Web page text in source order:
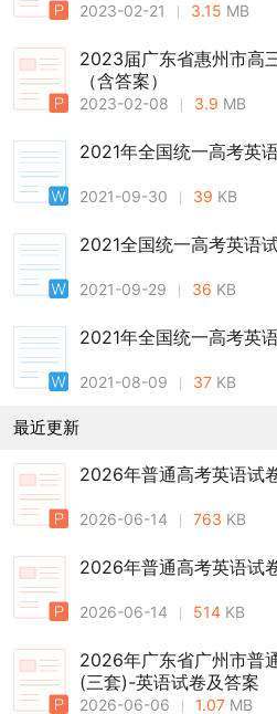
2023-02-21 3.15 MB
2023届广东省惠州市高
（含答案）
2023-02-08 3.9 MB
2021年全国统一高考英
2021-09-30 39 KB
2021全国统一高考英语试
2021-09-29 36 KB
2021年全国统一高考英
2021-08-09 37 KB
最近更新
2026年普通高考英语试
2026-06-14 763 KB
2026年普通高考英语试
2026-06-14 514 KB
2026年广东省广州市普
(三套)-英语试卷及答案
2026-06-06 1.07 MB